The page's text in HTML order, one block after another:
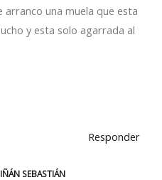
una muela que esta
y esta solo agarrada al
Responder
SEBASTIÁN